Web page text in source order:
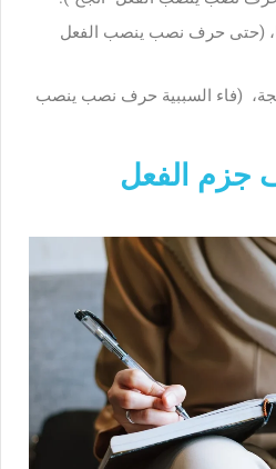
(حتى حرف نصب ينصب الفعل
(فاء السببية حرف نصب ينصب
جزم الفعل